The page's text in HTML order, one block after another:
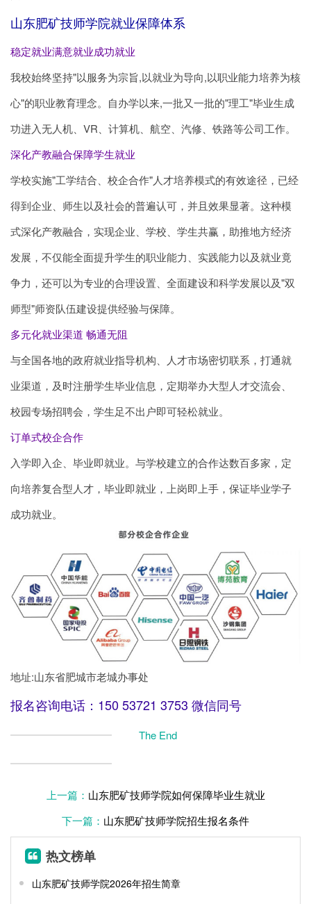
山东肥矿技师学院就业保障体系
稳定就业满意就业成功就业
我校始终坚持"以服务为宗旨,以就业为导向,以职业能力培养为核
心"的职业教育理念。自办学以来,一批又一批的"理工"毕业生成
功进入无人机、VR、计算机、航空、汽修、铁路等公司工作。
深化产教融合保障学生就业
学校实施"工学结合、校企合作"人才培养模式的有效途径，已经
得到企业、师生以及社会的普遍认可，并且效果显著。这种模
式深化产教融合，实现企业、学校、学生共赢，助推地方经济
发展，不仅能全面提升学生的职业能力、实践能力以及就业竟
争力，还可以为专业的合理设置、全面建设和科学发展以及"双
师型"师资队伍建设提供经验与保障。
多元化就业渠道 畅通无阻
与全国各地的政府就业指导机构、人才市场密切联系，打通就
业渠道，及时注册学生毕业信息，定期举办大型人才交流会、
校园专场招聘会，学生足不出户即可轻松就业。
订单式校企合作
入学即入企、毕业即就业。与学校建立的合作达数百多家，定
向培养复合型人才，毕业即就业，上岗即上手，保证毕业学子
成功就业。
地址:山东省肥城市老城办事处
报名咨询电话：150 53721 3753 微信同号
The End
上一篇： 山东肥矿技师学院如何保障毕业生就业
下一篇： 山东肥矿技师学院招生报名条件
热文榜单
山东肥矿技师学院2026年招生简章